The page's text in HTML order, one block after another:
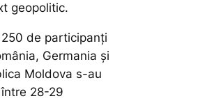
geopolitic.
de participanți
Germania și
Moldova s-au
28-29